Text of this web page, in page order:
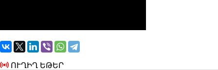
ՈՒՂԻՂ ԵԹԵՐ